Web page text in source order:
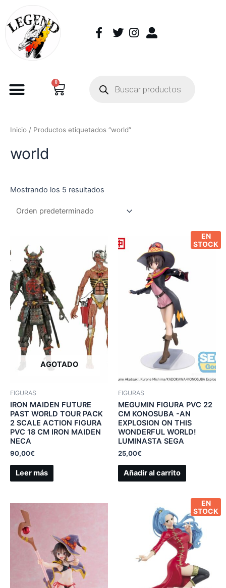
0
Inicio / Productos etiquetados “world”
world
Mostrando los 5 resultados
AGOTADO
FIGURAS
IRON MAIDEN FUTURE
PAST WORLD TOUR PACK
2 SCALE ACTION FIGURA
PVC 18 CM IRON MAIDEN
NECA
90,00€
Leer más
EN
STOCK
FIGURAS
MEGUMIN FIGURA PVC 22
CM KONOSUBA -AN
EXPLOSION ON THIS
WONDERFUL WORLD!
LUMINASTA SEGA
25,00€
Añadir al carrito
EN
STOCK